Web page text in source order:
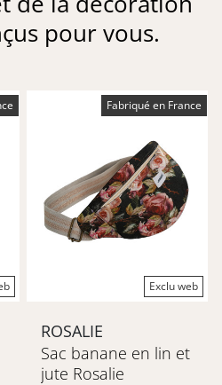
pour vous.
Fabriqué en France
Exclu web
ROSALIE
Sac banane en lin et
jute Rosalie